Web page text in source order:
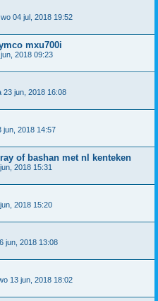
wo 04 jul, 2018 19:52
mxu700i
2018 09:23
23 jun, 2018 16:08
jun, 2018 14:57
of bashan met nl kenteken
2018 15:31
2018 15:20
jun, 2018 13:08
13 jun, 2018 18:02